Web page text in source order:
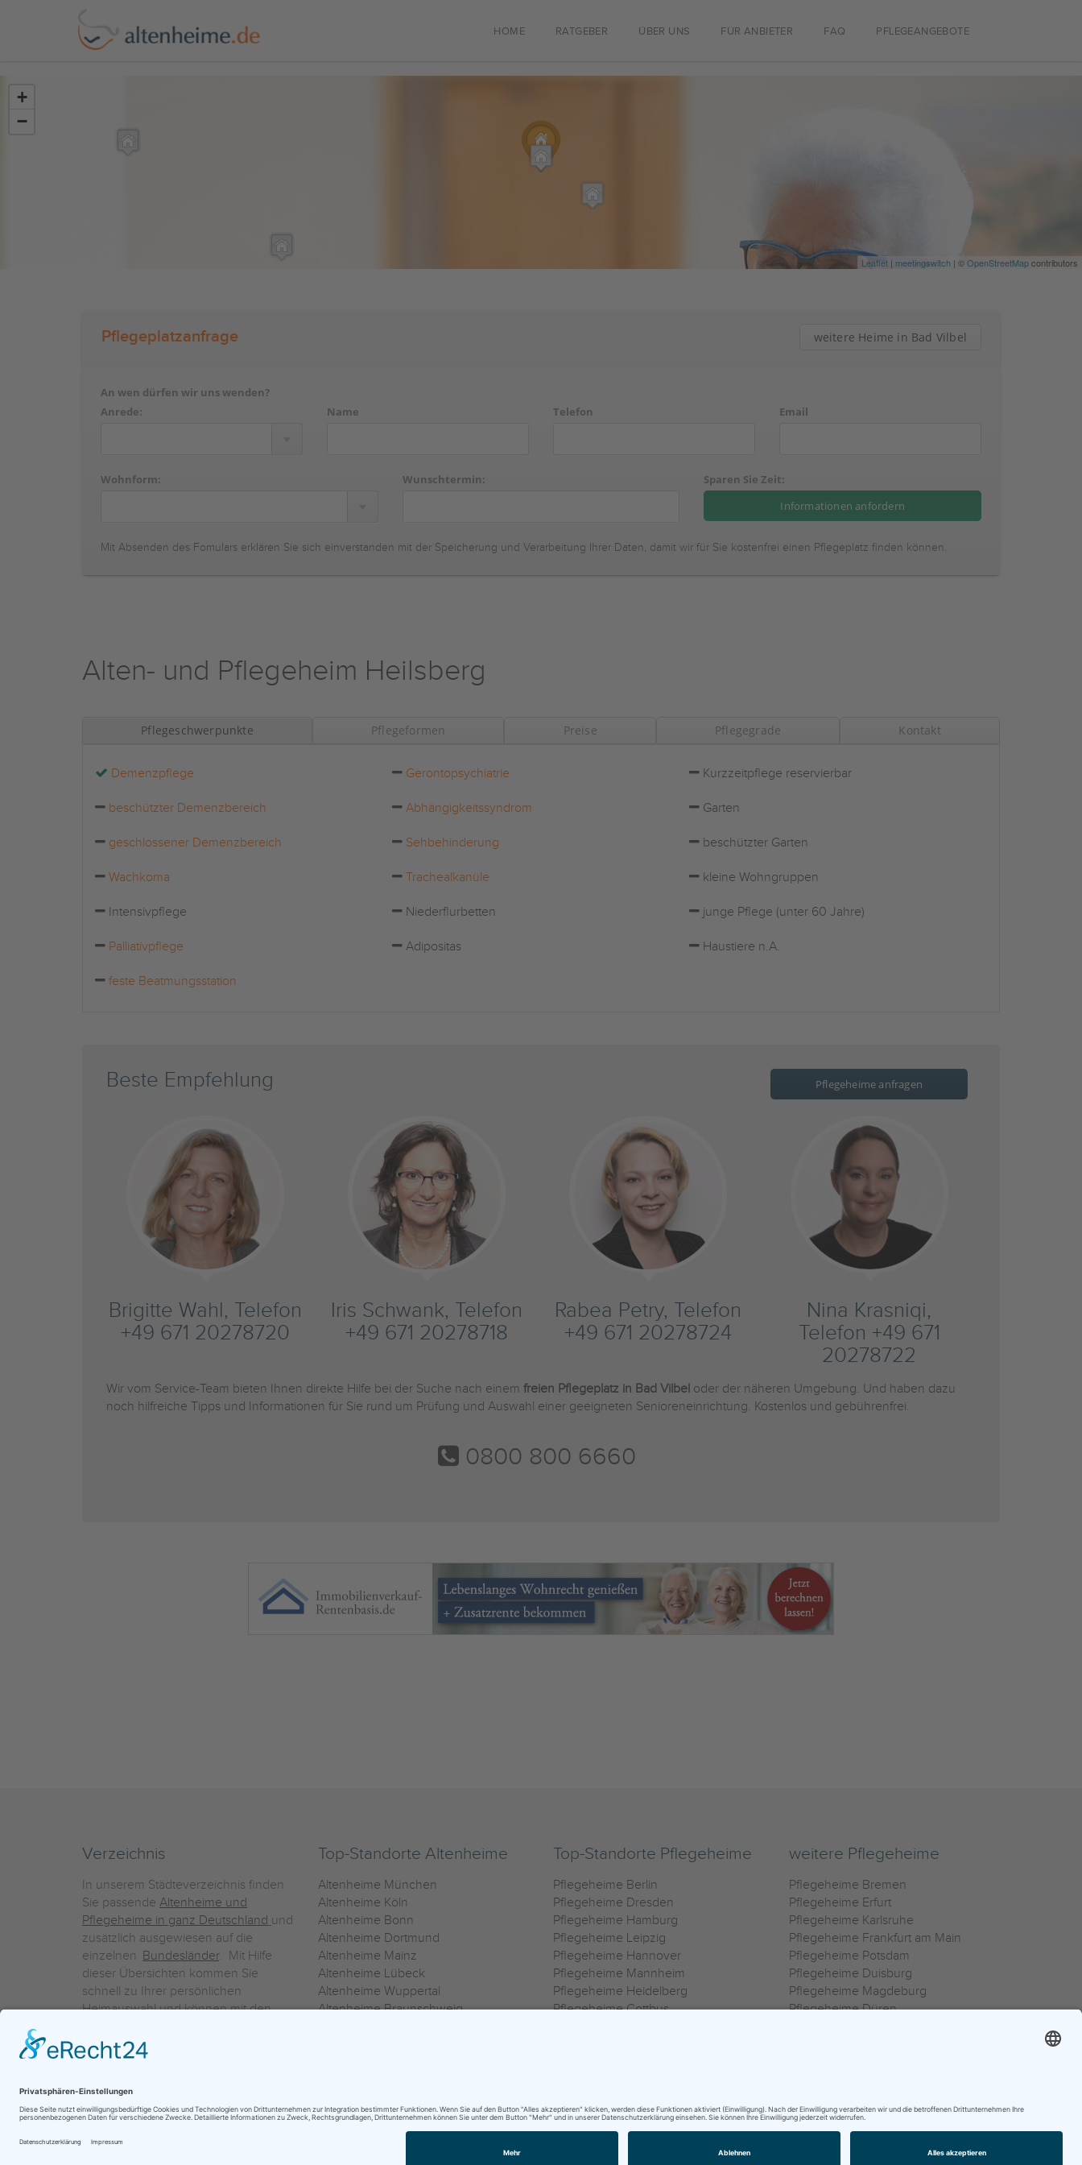
HOME RATGEBER ÜBER UNS FÜR ANBIETER FAQ PFLEGEANGEBOTE
+
−
Leaflet | meetingswitch | ©OpenStreetMapcontributors
Pflegeplatzanfrage weitere Heime in Bad Vilbel
An wen dürfen wir uns wenden?
Anrede:
Name Telefon Email
Wohnform: Wunschtermin: Sparen Sie Zeit:
Mit Absenden des Fomulars erklären Sie sich einverstanden mit der Speicherung und Verarbeitung Ihrer Daten, damit wir für Sie kostenfrei einen Pflegeplatz finden können.
Alten- und Pflegeheim Heilsberg
Pflegeschwerpunkte Pflegeformen Preise Pflegegrade Kontakt
Demenzpflege Gerontopsychiatrie Kurzzeitpflege reservierbar
beschützter Demenzbereich Abhängigkeitssyndrom Garten
geschlossener Demenzbereich Sehbehinderung beschützter Garten
Wachkoma Trachealkanüle kleine Wohngruppen
Intensivpflege Niederflurbetten junge Pflege (unter 60 Jahre)
Palliativpflege Adipositas Haustiere n.A.
feste Beatmungsstation
Beste Empfehlung Pflegeheime anfragen
Brigitte Wahl, Telefon
+49 671 20278720
Iris Schwank, Telefon
+49 671 20278718
Rabea Petry, Telefon
+49 671 20278724
Nina Krasniqi,
Telefon +49 671
20278722
Wir vom Service-Team bieten Ihnen direkte Hilfe bei der Suche nach einem freien Pflegeplatz in Bad Vilbel oder der näheren Umgebung. Und haben dazu
noch hilfreiche Tipps und Informationen für Sie rund um Prüfung und Auswahl einer geeigneten Senioreneinrichtung. Kostenlos und gebührenfrei.
0800 800 6660
Verzeichnis
In unserem Städteverzeichnis finden
Sie passende Altenheime und
Pflegeheime in ganz Deutschland und
zusätzlich ausgewiesen auf die
einzelnen Bundesländer. Mit Hilfe
dieser Übersichten kommen Sie
schnell zu Ihrer persönlichen
Heimauswahl und können mit den
einzelnen Häuser Leistungsvergleiche
vornehmen.
Top-Standorte Altenheime
Altenheime München
Altenheime Köln
Altenheime Bonn
Altenheime Dortmund
Altenheime Mainz
Altenheime Lübeck
Altenheime Wuppertal
Altenheime Braunschweig
Top-Standorte Pflegeheime
Pflegeheime Berlin
Pflegeheime Dresden
Pflegeheime Hamburg
Pflegeheime Leipzig
Pflegeheime Hannover
Pflegeheime Mannheim
Pflegeheime Heidelberg
Pflegeheime Cottbus
weitere Pflegeheime
Pflegeheime Bremen
Pflegeheime Erfurt
Pflegeheime Karlsruhe
Pflegeheime Frankfurt am Main
Pflegeheime Potsdam
Pflegeheime Duisburg
Pflegeheime Magdeburg
Pflegeheime Düren
0800 800 666 0